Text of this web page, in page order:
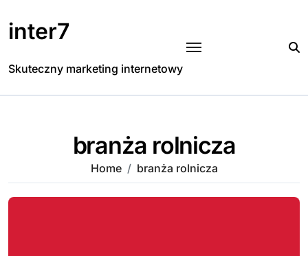
to
content
inter7
Skuteczny marketing internetowy
branża rolnicza
Home branża rolnicza